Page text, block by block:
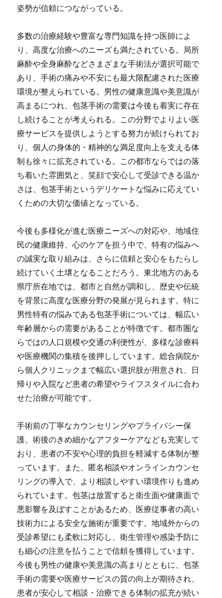
姿勢が信頼につながっている。
多数の治療経験や豊富な専門知識を持つ医師によ
り、高度な治療へのニーズも満たされている。局所
麻酔や全身麻酔などさまざまな手術法が選択可能で
あり、手術の痛みや不安にも最大限配慮された医療
環境が整えられている。男性の健康意識や美意識が
高まるにつれ、包茎手術の需要は今後も着実に存在
し続けることが考えられる。この分野でよりよい医
療サービスを提供しようとする努力が続けられてお
り、個人の身体的・精神的な満足度向上を支える体
制も徐々に拡充されている。この都市ならではの落
ち着いた雰囲気と、笑顔で安心して受診できる温か
さは、包茎手術というデリケートな悩みに応えてい
くための大切な価値となっている。
今後も多様化が進む医療ニーズへの対応や、地域住
民の健康維持、心のケアを担う中で、特有の悩みへ
の誠実な取り組みは、さらに信頼と安心をもたらし
続けていく土壌となることだろう。東北地方のある
県庁所在地では、都市と自然が調和し、歴史や伝統
を背景に高度な医療分野の発展が見られます。特に
男性特有の悩みである包茎手術については、幅広い
年齢層からの需要があることが特徴です。都市圏な
らではの人口規模や交通の利便性が、多様な診療科
や医療機関の集積を後押ししています。総合病院か
ら個人クリニックまで幅広い選択肢が用意され、日
帰りや入院など患者の希望やライフスタイルに合わ
せた治療が可能です。
手術前の丁寧なカウンセリングやプライバシー保
護、術後のきめ細かなアフターケアなども充実して
おり、患者の不安や心理的負担を軽減する体制が整
っています。また、匿名相談やオンラインカウンセ
リングの導入で、より相談しやすい環境作りも進め
られています。包茎は放置すると衛生面や健康面で
悪影響を及ぼすことがあるため、医療従事者の高い
技術力による安全な施術が重要です。地域外からの
受診希望にも柔軟に対応し、衛生管理や感染予防に
も細心の注意を払うことで信頼を獲得しています。
今後も男性の健康や美意識の高まりとともに、包茎
手術の需要や医療サービスの質の向上が期待され、
患者が安心して相談・治療できる体制の拡充が続い